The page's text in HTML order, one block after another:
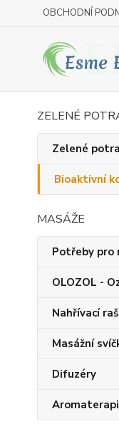
OBCHODNÍ
ZELENÉ
Zelené
Bioaktivní
MASÁŽE
Potřeby pro
OLOZOL -
Nahřívací
Masážní
Difuzéry